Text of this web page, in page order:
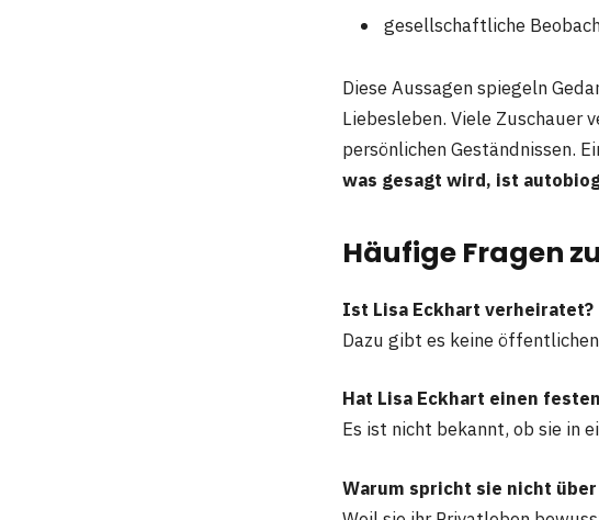
gesellschaftliche
Diese Aussagen spiegeln
Liebesleben. Viele Zuschauer
persönlichen Geständnissen.
was gesagt wird, ist
Häufige Fragen
Ist Lisa Eckhart verheiratet?
Dazu gibt es keine
Hat Lisa Eckhart einen
Es ist nicht bekannt, ob sie in
Warum spricht sie nicht